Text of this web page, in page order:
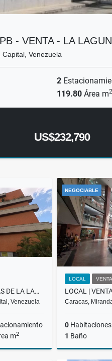
- VENTA - LA
Venezuela
2
119.80 Área m2
US$232,790
ALQUILER| LOCAL| LOMAS DE LA LAGUNITA |CENTRO COMERCIAL TERRAZA
Venezuela
m2
NEGOCIABLE
LOCAL VENTA
Caracas,
0 Habitaciones
1 Baño